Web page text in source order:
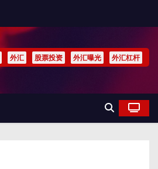
外汇 股票投资 外汇曝光 外汇杠杆